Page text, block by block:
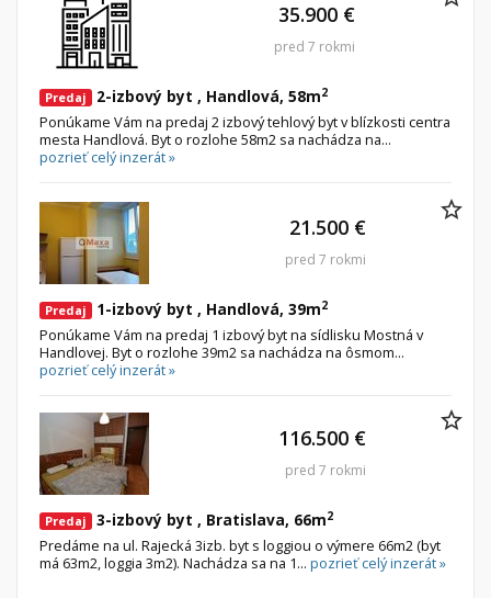
Predaj 2-izbový byt , Handlová, 58m2
Ponúkame Vám na predaj 2 izbový tehlový byt v blízkosti centra
mesta Handlová. Byt o rozlohe 58m2 sa nachádza na...
pozrieť celý inzerát »
35.900 €
pred 7 rokmi
Predaj 1-izbový byt , Handlová, 39m2
Ponúkame Vám na predaj 1 izbový byt na sídlisku Mostná v
Handlovej. Byt o rozlohe 39m2 sa nachádza na ôsmom...
pozrieť celý inzerát »
21.500 €
pred 7 rokmi
Predaj 3-izbový byt , Bratislava, 66m2
Predáme na ul. Rajecká 3izb. byt s loggiou o výmere 66m2 (byt
má 63m2, loggia 3m2). Nachádza sa na 1... pozrieť celý inzerát »
116.500 €
pred 7 rokmi